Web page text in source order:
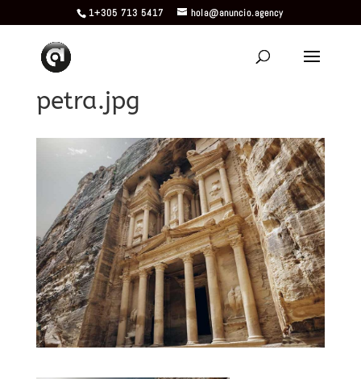
1+305 713 5417 hola@anuncio.agency
petra.jpg